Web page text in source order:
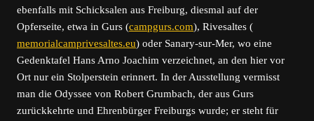
ebenfalls mit Schicksalen aus Freiburg, diesmal auf der
Opferseite, etwa in Gurs (campgurs.com), Rivesaltes (
memorialcamprivesaltes.eu) oder Sanary-sur-Mer, wo eine
Gedenktafel Hans Arno Joachim verzeichnet, an den hier vor
Ort nur ein Stolperstein erinnert. In der Ausstellung vermisst
man die Odyssee von Robert Grumbach, der aus Gurs
zurückkehrte und Ehrenbürger Freiburgs wurde; er steht für